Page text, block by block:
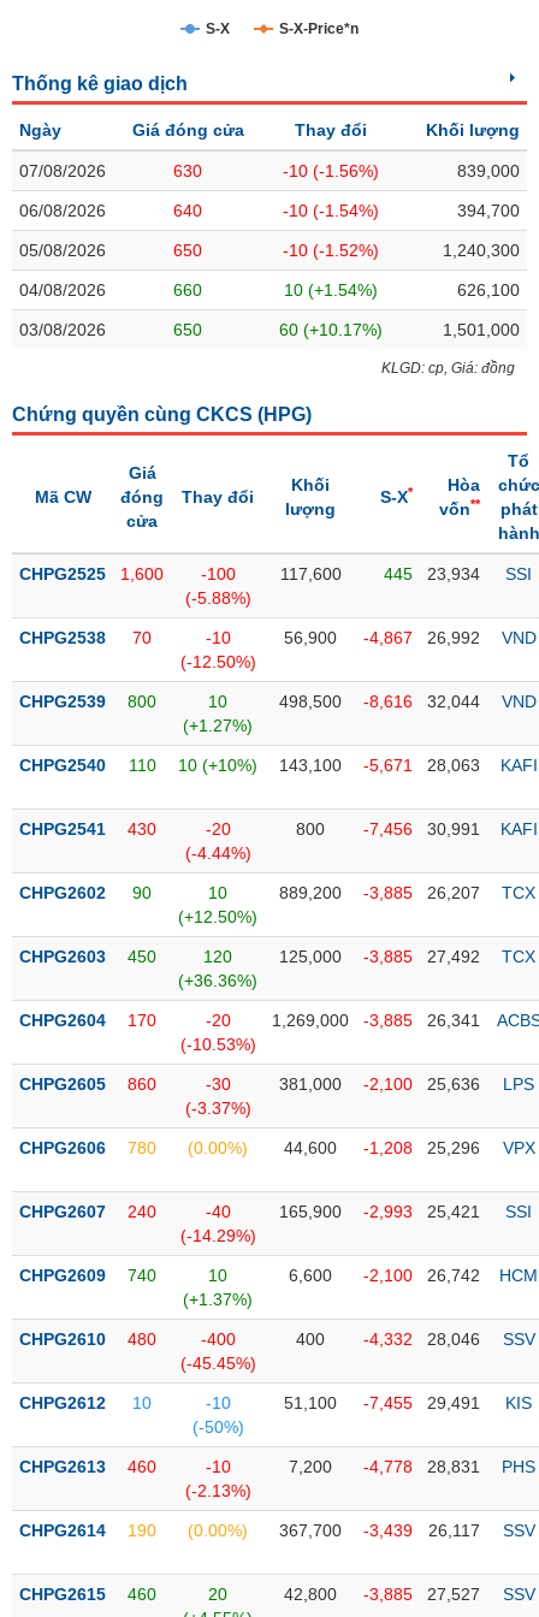
cổ
Quy
mô
thị
Niêm
yết
Niêm
Niêm
sung
niêm
Theo
đặc
biệt
Không
được
quỹ
mục
Cổ
Tổng
Giao
Tài
Phân
kỹ
thuật
Hồ
sơ
nghiệp
tức
kiện
S-X S-X-Price*n
Thống kê giao dịch
Ngày Giá đóng cửa Thay đổi Khối lượng
07/08/2026 630 -10 (-1.56%) 839,000
06/08/2026 640 -10 (-1.54%) 394,700
05/08/2026 650 -10 (-1.52%) 1,240,300
04/08/2026 660 10 (+1.54%) 626,100
03/08/2026 650 60 (+10.17%) 1,501,000
KLGD: cp, Giá: đồng
Chứng quyền cùng CKCS (HPG)
Mã CW
Giá
đóng
cửa
Thay đổi
Khối
lượng
S-X*
Hòa
vốn**
Tổ
chức
phát
hành
CHPG2525 1,600
-100
(-5.88%)
117,600 445 23,934 SSI
CHPG2538 70
-10
(-12.50%)
56,900 -4,867 26,992 VND
CHPG2539 800
10
(+1.27%)
498,500 -8,616 32,044 VND
CHPG2540 110 10 (+10%) 143,100 -5,671 28,063 KAFI
CHPG2541 430
-20
(-4.44%)
800 -7,456 30,991 KAFI
CHPG2602 90
10
(+12.50%)
889,200 -3,885 26,207 TCX
CHPG2603 450
120
(+36.36%)
125,000 -3,885 27,492 TCX
CHPG2604 170
-20
(-10.53%)
1,269,000 -3,885 26,341
CHPG2605 860
-30
(-3.37%)
381,000 -2,100 25,636 LPS
CHPG2606 780 (0.00%) 44,600 -1,208 25,296 VPX
CHPG2607 240
-40
(-14.29%)
165,900 -2,993 25,421 SSI
CHPG2609 740
10
(+1.37%)
6,600 -2,100 26,742 HCM
CHPG2610 480
-400
(-45.45%)
400 -4,332 28,046 SSV
CHPG2612 10
-10
(-50%)
51,100 -7,455 29,491 KIS
CHPG2613 460
-10
(-2.13%)
7,200 -4,778 28,831 PHS
CHPG2614 190 (0.00%) 367,700 -3,439 26,117 SSV
CHPG2615 460
20
42,800 -3,885 27,527 SSV
NGÀNH
DOANH
NGHIỆP
CỔ
PHIẾU
PHÁI
SINH
CÔNG
ĐẦU
XUẤT
DỮ
TIN
MỚI
Ngành
VS-
NĂNG
LƯỢNG
NGUYÊN
LIỆU
CÔNG
NGHIỆP